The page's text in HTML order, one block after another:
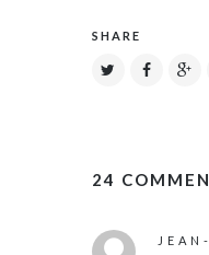
SHARE
24